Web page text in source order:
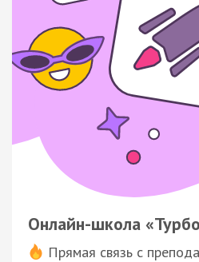
Онлайн-школа
Прямая связь с